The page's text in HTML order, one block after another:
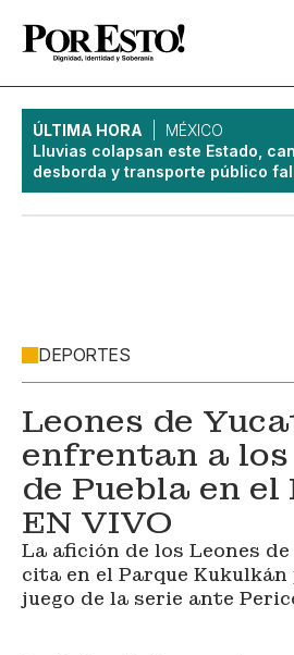
ÚLTIMA HORA
MÉXICO
Lluvias colapsan este Estado,
desborda y transporte público
DEPORTES
Leones de
enfrentan a los
de Puebla en
EN VIVO
La afición de los Leones
cita en el Parque Kukulkán
juego de la serie ante